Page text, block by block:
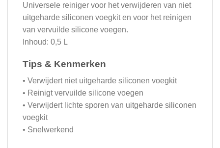
Universele reiniger voor het verwijderen van niet
uitgeharde siliconen voegkit en voor het reinigen
van vervuilde silicone voegen.
Inhoud: 0,5 L
Tips & Kenmerken
• Verwijdert niet uitgeharde siliconen voegkit
• Reinigt vervuilde silicone voegen
• Verwijdert lichte sporen van uitgeharde siliconen
voegkit
• Snelwerkend